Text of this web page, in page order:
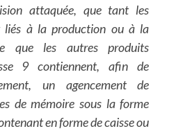
attaquée, que tant les
liés à la production ou à la
que les autres produits
9 contiennent, afin de
un agencement de
de mémoire sous la forme
en forme de caisse ou